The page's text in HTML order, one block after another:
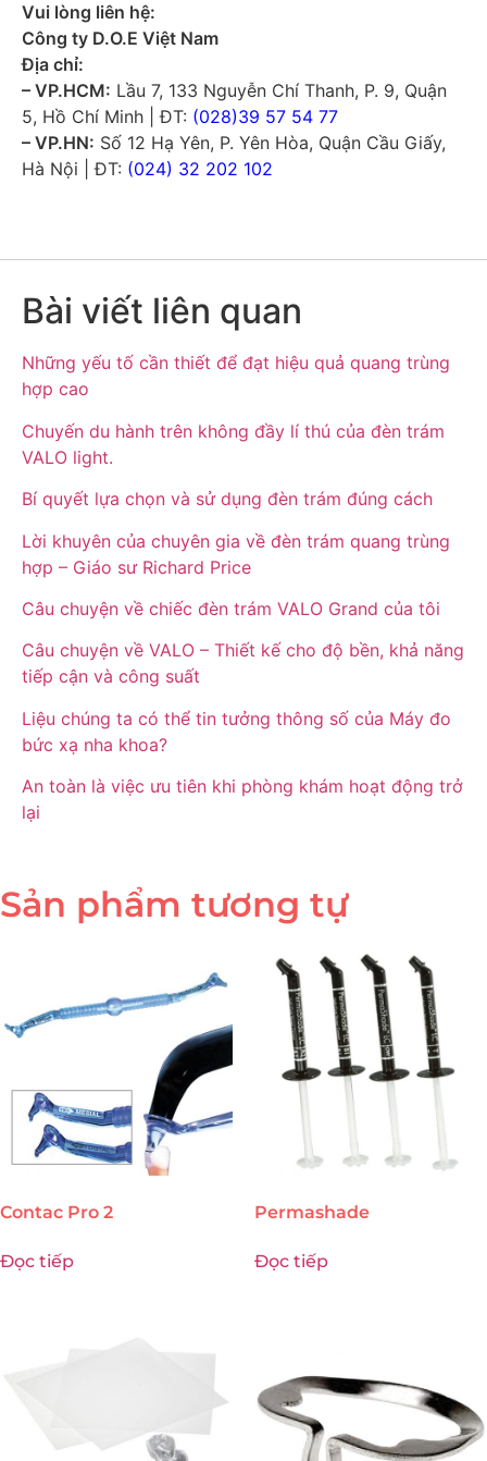
Vui lòng liên hệ:
Công ty D.O.E Việt Nam
Địa chỉ:
– VP.HCM: Lầu 7, 133 Nguyễn Chí Thanh, P. 9, Quận
5, Hồ Chí Minh | ĐT: (028)39 57 54 77
– VP.HN: Số 12 Hạ Yên, P. Yên Hòa, Quận Cầu Giấy,
Hà Nội | ĐT: (024) 32 202 102
Bài viết liên quan
Những yếu tố cần thiết để đạt hiệu quả quang trùng
hợp cao
Chuyến du hành trên không đầy lí thú của đèn trám
VALO light.
Bí quyết lựa chọn và sử dụng đèn trám đúng cách
Lời khuyên của chuyên gia về đèn trám quang trùng
hợp – Giáo sư Richard Price
Câu chuyện về chiếc đèn trám VALO Grand của tôi
Câu chuyện về VALO – Thiết kế cho độ bền, khả năng
tiếp cận và công suất
Liệu chúng ta có thể tin tưởng thông số của Máy đo
bức xạ nha khoa?
An toàn là việc ưu tiên khi phòng khám hoạt động trở
lại
Sản phẩm tương tự
Contac Pro 2
Đọc tiếp
Permashade
Đọc tiếp